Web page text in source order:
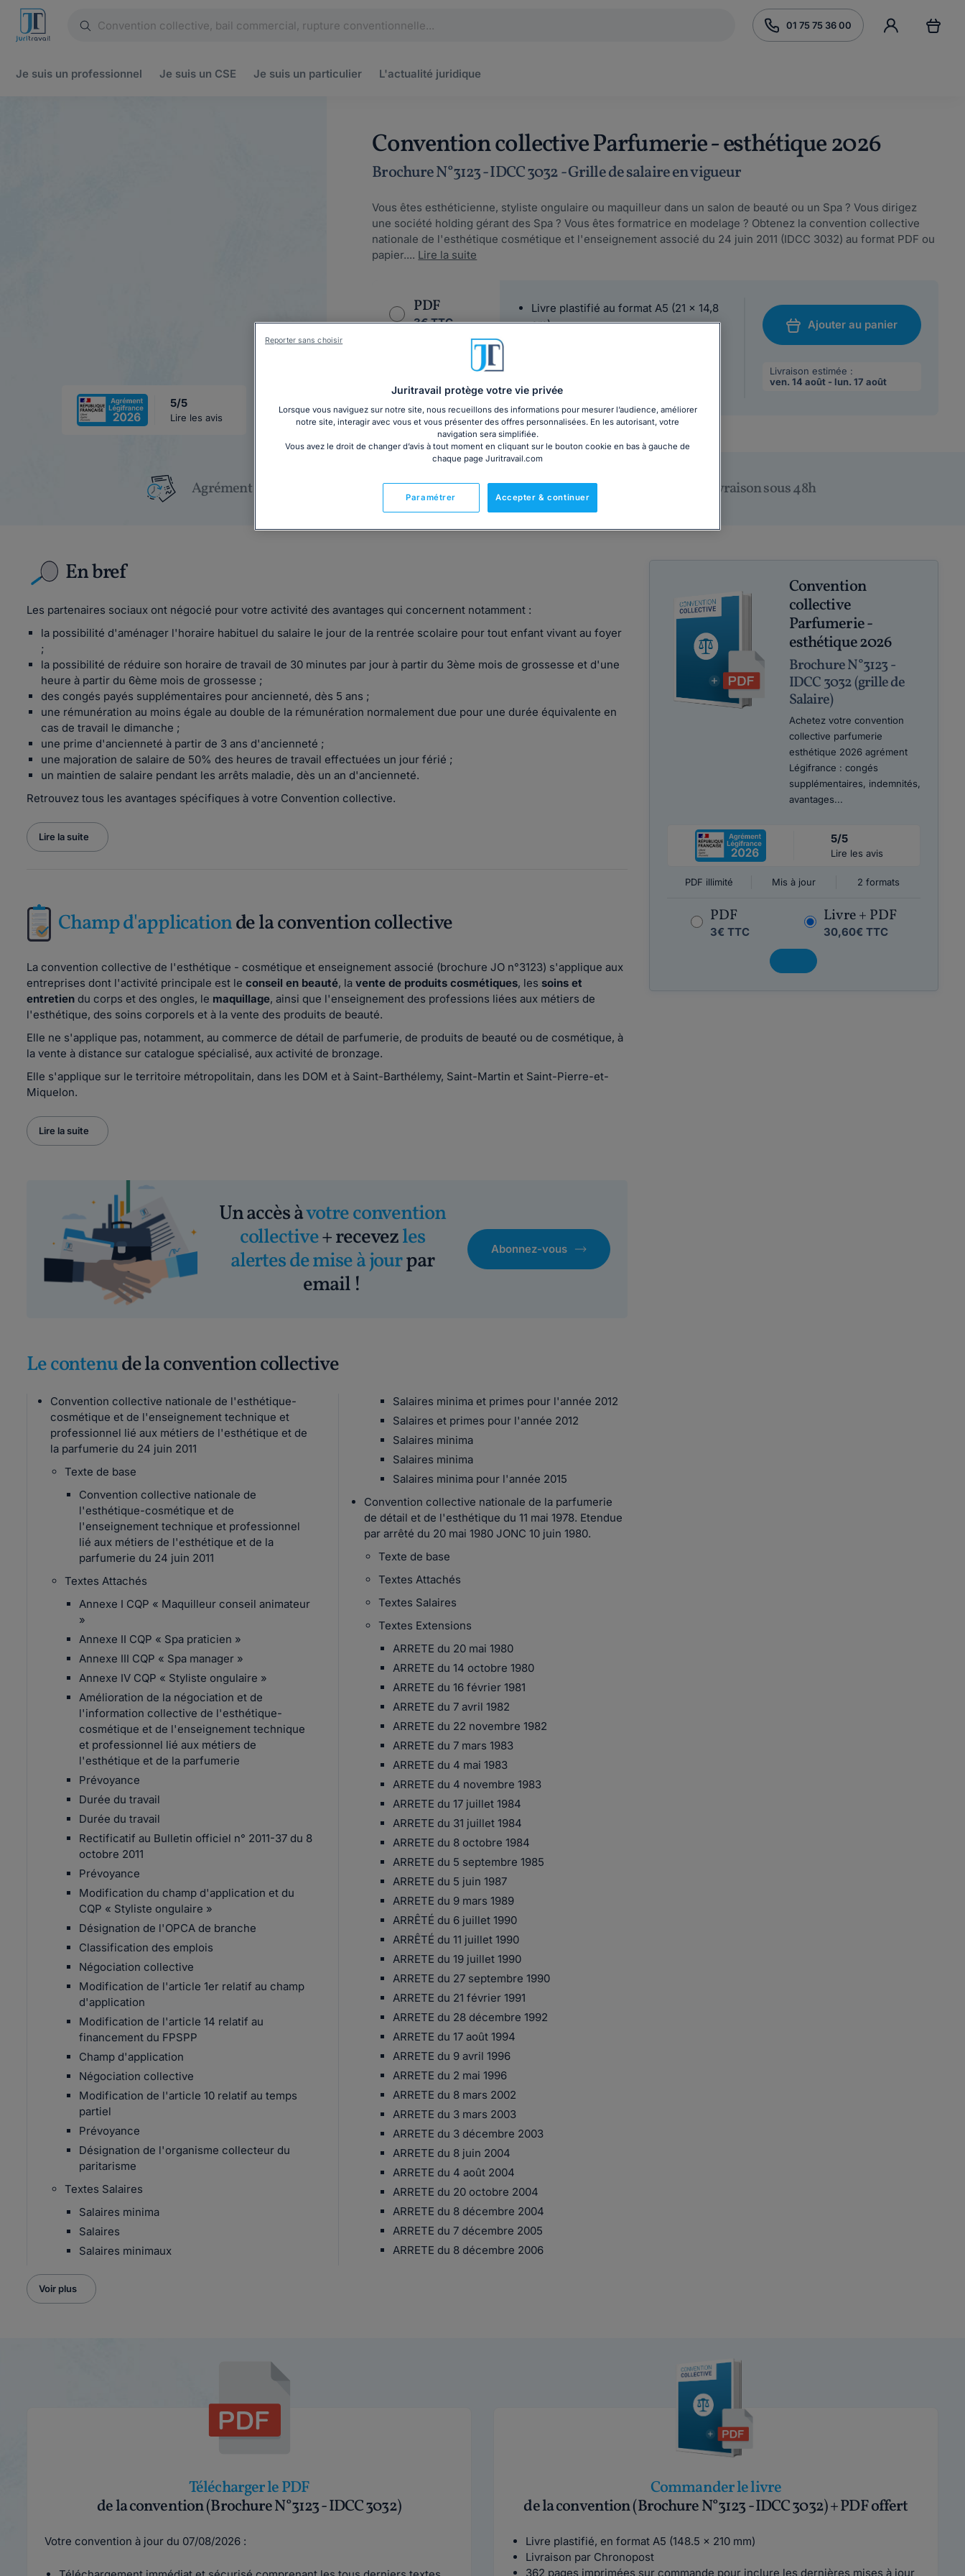
01 75 75 36 00
Je suis un professionnel Je suis un CSE Je suis un particulier L'actualité juridique
5/5
Lire les avis
Convention collective Parfumerie - esthétique 2026
Brochure N°3123 - IDCC 3032 - Grille de salaire en vigueur
Vous êtes esthéticienne, styliste ongulaire ou maquilleur dans un salon de beauté ou un Spa ? Vous dirigez
une société holding gérant des Spa ? Vous êtes formatrice en modelage ? Obtenez la convention collective
nationale de l'esthétique cosmétique et l'enseignement associé du 24 juin 2011 (IDCC 3032) au format PDF ou
papier.... Lire la suite
PDF
3€ TTC
Livre + PDF
30,60€ TTC
Livre plastifié au format A5 (21 x 14,8
cm)
Chronopost
Ajouter au panier
Livraison estimée :
ven. 14 août - lun. 17 août
Agrément Légifrance Fabriqué en France Livraison sous 48h
En bref
Les partenaires sociaux ont négocié pour votre activité des avantages qui concernent notamment :
la possibilité d'aménager l'horaire habituel du salaire le jour de la rentrée scolaire pour tout enfant vivant au foyer
;
la possibilité de réduire son horaire de travail de 30 minutes par jour à partir du 3ème mois de grossesse et d'une
heure à partir du 6ème mois de grossesse ;
des congés payés supplémentaires pour ancienneté, dès 5 ans ;
une rémunération au moins égale au double de la rémunération normalement due pour une durée équivalente en
cas de travail le dimanche ;
une prime d'ancienneté à partir de 3 ans d'ancienneté ;
une majoration de salaire de 50% des heures de travail effectuées un jour férié ;
un maintien de salaire pendant les arrêts maladie, dès un an d'ancienneté.
Retrouvez tous les avantages spécifiques à votre Convention collective.
Lire la suite
Champ d'applicationde la convention collective
La convention collective de l'esthétique - cosmétique et enseignement associé (brochure JO n°3123) s'applique aux
entreprises dont l'activité principale est le conseil en beauté, la vente de produits cosmétiques, les soins et
entretien du corps et des ongles, le maquillage, ainsi que l'enseignement des professions liées aux métiers de
l'esthétique, des soins corporels et à la vente des produits de beauté.
Elle ne s'applique pas, notamment, au commerce de détail de parfumerie, de produits de beauté ou de cosmétique, à
la vente à distance sur catalogue spécialisé, aux activité de bronzage.
Elle s'applique sur le territoire métropolitain, dans les DOM et à Saint-Barthélemy, Saint-Martin et Saint-Pierre-et-
Miquelon.
Lire la suite
Un accès àvotre convention
collective+ recevezles
alertes de mise à jourpar
email !
Abonnez-vous
Le contenude la convention collective
Convention collective nationale de l'esthétique-
cosmétique et de l'enseignement technique et
professionnel lié aux métiers de l'esthétique et de
la parfumerie du 24 juin 2011
Texte de base
Convention collective nationale de
l'esthétique-cosmétique et de
l'enseignement technique et professionnel
lié aux métiers de l'esthétique et de la
parfumerie du 24 juin 2011
Textes Attachés
Annexe I CQP « Maquilleur conseil animateur
»
Annexe II CQP « Spa praticien »
Annexe III CQP « Spa manager »
Annexe IV CQP « Styliste ongulaire »
Amélioration de la négociation et de
l'information collective de l'esthétique-
cosmétique et de l'enseignement technique
et professionnel lié aux métiers de
l'esthétique et de la parfumerie
Prévoyance
Durée du travail
Durée du travail
Rectificatif au Bulletin officiel n° 2011-37 du 8
octobre 2011
Prévoyance
Modification du champ d'application et du
CQP « Styliste ongulaire »
Désignation de l'OPCA de branche
Classification des emplois
Négociation collective
Modification de l'article 1er relatif au champ
d'application
Modification de l'article 14 relatif au
financement du FPSPP
Champ d'application
Négociation collective
Modification de l'article 10 relatif au temps
partiel
Prévoyance
Désignation de l'organisme collecteur du
paritarisme
Textes Salaires
Salaires minima
Salaires
Salaires minimaux
Salaires minima et primes pour l'année 2012
Salaires et primes pour l'année 2012
Salaires minima
Salaires minima
Salaires minima pour l'année 2015
Convention collective nationale de la parfumerie
de détail et de l'esthétique du 11 mai 1978. Etendue
par arrêté du 20 mai 1980 JONC 10 juin 1980.
Texte de base
Textes Attachés
Textes Salaires
Textes Extensions
ARRETE du 20 mai 1980
ARRETE du 14 octobre 1980
ARRETE du 16 février 1981
ARRETE du 7 avril 1982
ARRETE du 22 novembre 1982
ARRETE du 7 mars 1983
ARRETE du 4 mai 1983
ARRETE du 4 novembre 1983
ARRETE du 17 juillet 1984
ARRETE du 31 juillet 1984
ARRETE du 8 octobre 1984
ARRETE du 5 septembre 1985
ARRETE du 5 juin 1987
ARRETE du 9 mars 1989
ARRÊTÉ du 6 juillet 1990
ARRÊTÉ du 11 juillet 1990
ARRETE du 19 juillet 1990
ARRETE du 27 septembre 1990
ARRETE du 21 février 1991
ARRETE du 28 décembre 1992
ARRETE du 17 août 1994
ARRETE du 9 avril 1996
ARRETE du 2 mai 1996
ARRETE du 8 mars 2002
ARRETE du 3 mars 2003
ARRETE du 3 décembre 2003
ARRETE du 8 juin 2004
ARRETE du 4 août 2004
ARRETE du 20 octobre 2004
ARRETE du 8 décembre 2004
ARRETE du 7 décembre 2005
ARRETE du 8 décembre 2006
Voir plus
Convention
collective
Parfumerie -
esthétique 2026
Brochure N°3123 -
IDCC 3032 (grille de
Salaire)
Achetez votre convention
collective parfumerie
esthétique 2026 agrément
Légifrance : congés
supplémentaires, indemnités,
avantages...
5/5
Lire les avis
PDF illimité Mis à jour 2 formats
PDF
3€ TTC
Livre + PDF
30,60€ TTC
Télécharger le PDF
de la convention (Brochure N°3123 - IDCC 3032)
Votre convention à jour du 07/08/2026 :
Commander le livre
de la convention (Brochure N°3123 - IDCC 3032) + PDF offert
Livre plastifié, en format A5 (148.5 x 210 mm)
Livraison par Chronopost
362 pages imprimées sur commande pour inclure les dernières mises à jour
Juritravail protège votre vie privée
Lorsque vous naviguez sur notre site, nous recueillons des informations pour mesurer l’audience, améliorer
notre site, interagir avec vous et vous présenter des offres personnalisées. En les autorisant, votre
navigation sera simplifiée.
Vous avez le droit de changer d’avis à tout moment en cliquant sur le bouton cookie en bas à gauche de
chaque page Juritravail.com
Accepter & continuer
Paramétrer
Reporter sans choisir